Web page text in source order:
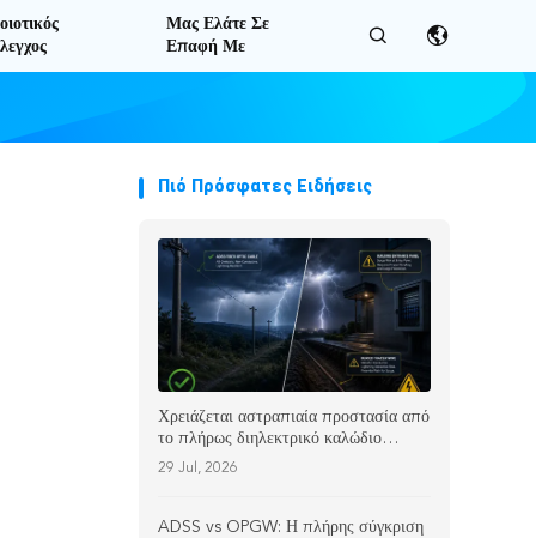
Μας Ελάτε Σε
Επαφή Με
Πιό Πρόσφατες Ειδήσεις
Χρειάζεται αστραπιαία προστασία από
το πλήρως διηλεκτρικό καλώδιο
οπτικών ινών; | Ίνα TTI
29 Jul, 2026
ADSS vs OPGW: Η πλήρης σύγκριση